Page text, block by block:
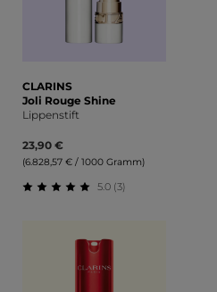
CLARINS
Joli Rouge Shine
Lippenstift
23,90 €
(6.828,57 € / 1000 Gramm)
5.0 (3)